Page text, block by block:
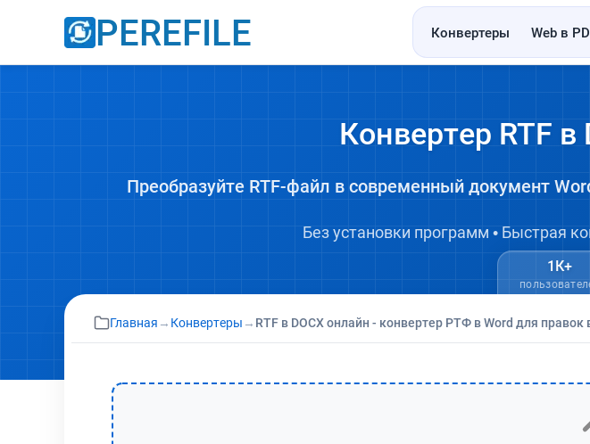
PEREFILE Конвертеры Web в
Конвертер RTF
Преобразуйте RTF-файл в современный документ
Без установки программ • Быстрая
1К+
Главная → Конвертеры → RTF в DOCX онлайн - конвертер РТФ в Word для правок